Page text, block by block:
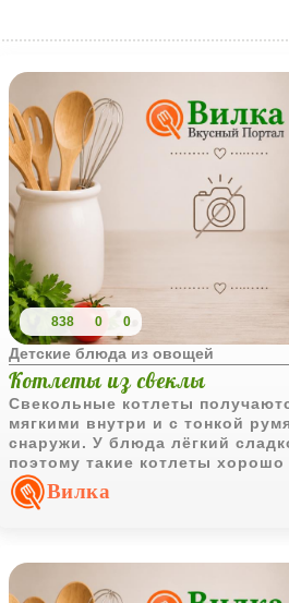
838 0 0
Детские блюда из овощей
Котлеты из свеклы
Свекольные котлеты
мягкими внутри и с тонкой
снаружи. У блюда лёгкий
поэтому такие котлеты
детского меню и овощных
Вилка